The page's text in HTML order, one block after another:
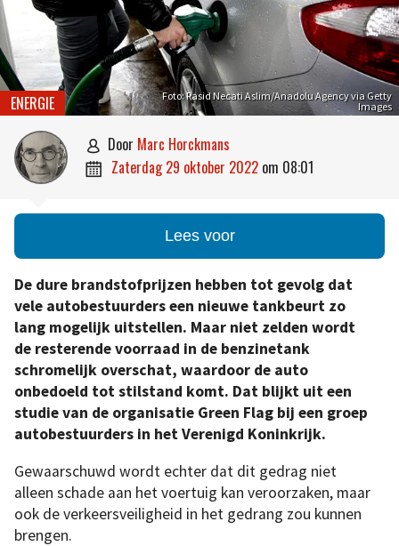
Foto: Rasid Necati Aslim/Anadolu Agency via Getty
Images
ENERGIE
 door Marc Horckmans
 zaterdag 29 oktober 2022 om 08:01
Lees voor
De dure brandstofprijzen hebben tot gevolg dat
vele autobestuurders een nieuwe tankbeurt zo
lang mogelijk uitstellen. Maar niet zelden wordt
de resterende voorraad in de benzinetank
schromelijk overschat, waardoor de auto
onbedoeld tot stilstand komt. Dat blijkt uit een
studie van de organisatie Green Flag bij een groep
autobestuurders in het Verenigd Koninkrijk.
Gewaarschuwd wordt echter dat dit gedrag niet
alleen schade aan het voertuig kan veroorzaken, maar
ook de verkeersveiligheid in het gedrang zou kunnen
brengen.